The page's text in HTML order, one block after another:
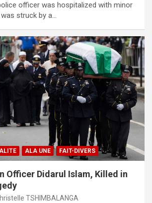
officer was hospitalized with minor
struck by a…
ALA UNE FAIT-DIVERS
Officer Didarul Islam, Killed in
TSHIMBALANGA